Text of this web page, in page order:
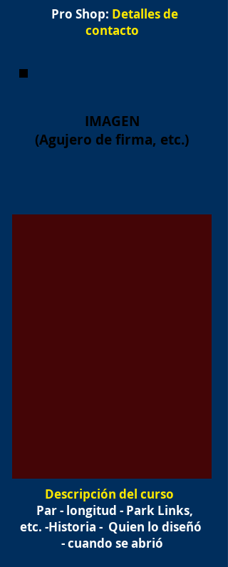
Pro Shop: Detalles de
contacto
IMAGEN
(Agujero de firma, etc.)
Descripción del curso
Par - longitud - Park Links,
etc. -Historia - Quien lo diseñó
- cuando se abrió